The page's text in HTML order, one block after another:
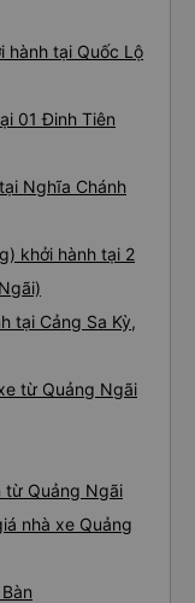
hành tại Quốc Lộ
01 Đinh Tiên
Nghĩa Chánh
khởi hành tại 2
tại Cảng Sa Kỳ,
từ Quảng Ngãi
từ Quảng Ngãi
nhà xe Quảng